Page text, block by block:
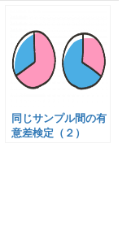
同じサンプル間の有
意差検定（２）